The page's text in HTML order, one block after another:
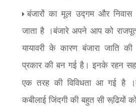
बंजारों का मूल उद्गम और निवास
जाता है ।बंजारे अपने आप को
यायावरी के कारण बंजारा जाति
प्रकार की बन गई है। इनके रहन
एक तरह की विविधता आ गई है
कबीलाई जिंदगी की बहुत सी रूढि़यों